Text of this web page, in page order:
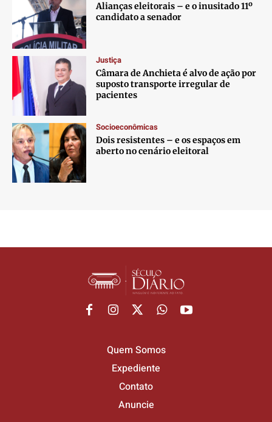
Alianças eleitorais – e o inusitado 11º
candidato a senador
Justiça
Câmara de Anchieta é alvo de ação por
suposto transporte irregular de
pacientes
Socioeconômicas
Dois resistentes – e os espaços em
aberto no cenário eleitoral
Quem Somos
Expediente
Contato
Anuncie